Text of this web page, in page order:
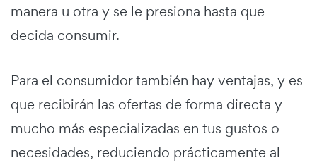
manera u otra y se le presiona hasta que
decida consumir.
Para el consumidor también hay ventajas, y es
que recibirán las ofertas de forma directa y
mucho más especializadas en tus gustos o
necesidades, reduciendo prácticamente al